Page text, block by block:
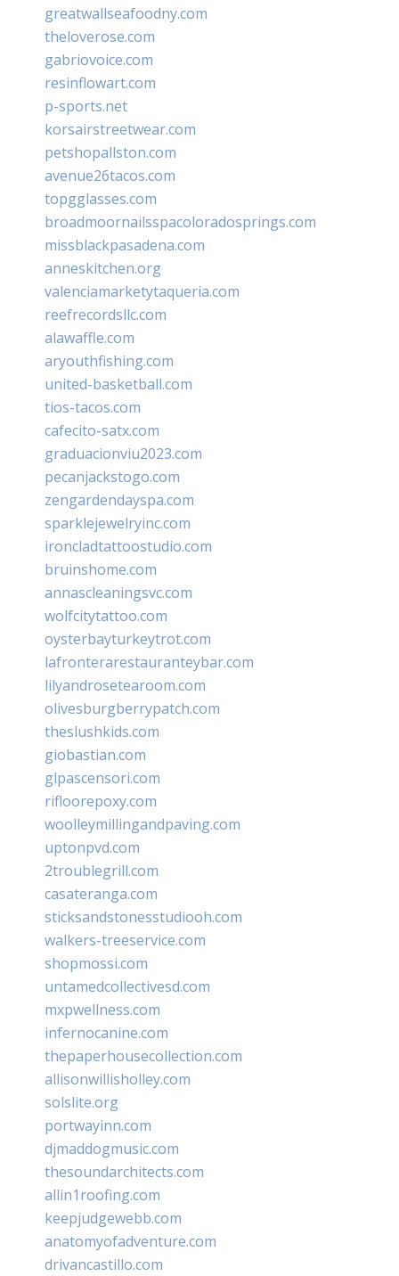
greatwallseafoodny.com
theloverose.com
gabriovoice.com
resinflowart.com
p-sports.net
korsairstreetwear.com
petshopallston.com
avenue26tacos.com
topgglasses.com
broadmoornailsspacoloradosprings.com
missblackpasadena.com
anneskitchen.org
valenciamarketytaqueria.com
reefrecordsllc.com
alawaffle.com
aryouthfishing.com
united-basketball.com
tios-tacos.com
cafecito-satx.com
graduacionviu2023.com
pecanjackstogo.com
zengardendayspa.com
sparklejewelryinc.com
ironcladtattoostudio.com
bruinshome.com
annascleaningsvc.com
wolfcitytattoo.com
oysterbayturkeytrot.com
lafronterarestauranteybar.com
lilyandrosetearoom.com
olivesburgberrypatch.com
theslushkids.com
giobastian.com
glpascensori.com
rifloorepoxy.com
woolleymillingandpaving.com
uptonpvd.com
2troublegrill.com
casateranga.com
sticksandstonesstudiooh.com
walkers-treeservice.com
shopmossi.com
untamedcollectivesd.com
mxpwellness.com
infernocanine.com
thepaperhousecollection.com
allisonwillisholley.com
solslite.org
portwayinn.com
djmaddogmusic.com
thesoundarchitects.com
allin1roofing.com
keepjudgewebb.com
anatomyofadventure.com
drivancastillo.com